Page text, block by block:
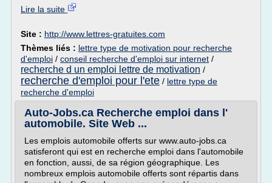
Lire la suite
Site : http://www.lettres-gratuites.com
Thèmes liés : lettre type de motivation pour recherche
d'emploi / conseil recherche d'emploi sur internet /
recherche d un emploi lettre de motivation /
recherche d'emploi pour l'ete / lettre type de
recherche d'emploi
Auto-Jobs.ca Recherche emploi dans l'
automobile. Site Web ...
Les emplois automobile offerts sur www.auto-jobs.ca
satisferont qui est en recherche emploi dans l'automobile
en fonction, aussi, de sa région géographique. Les
nombreux emplois automobile offerts sont répartis dans